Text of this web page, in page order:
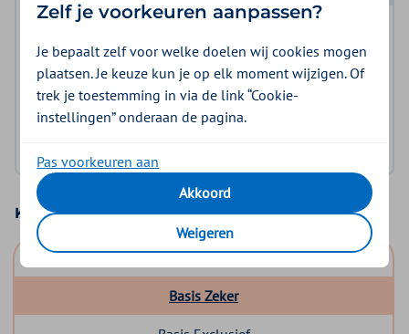
voor u gelden.
Log in met DigiD
Kies uw basisverzekering
Basis Start
Basis Zeker
Zelf je voorkeuren aanpassen?
Je bepaalt zelf voor welke doelen wij cookies mogen
plaatsen. Je keuze kun je op elk moment wijzigen. Of
trek je toestemming in via de link “Cookie-
instellingen” onderaan de pagina.
Pas voorkeuren aan
Akkoord
Weigeren